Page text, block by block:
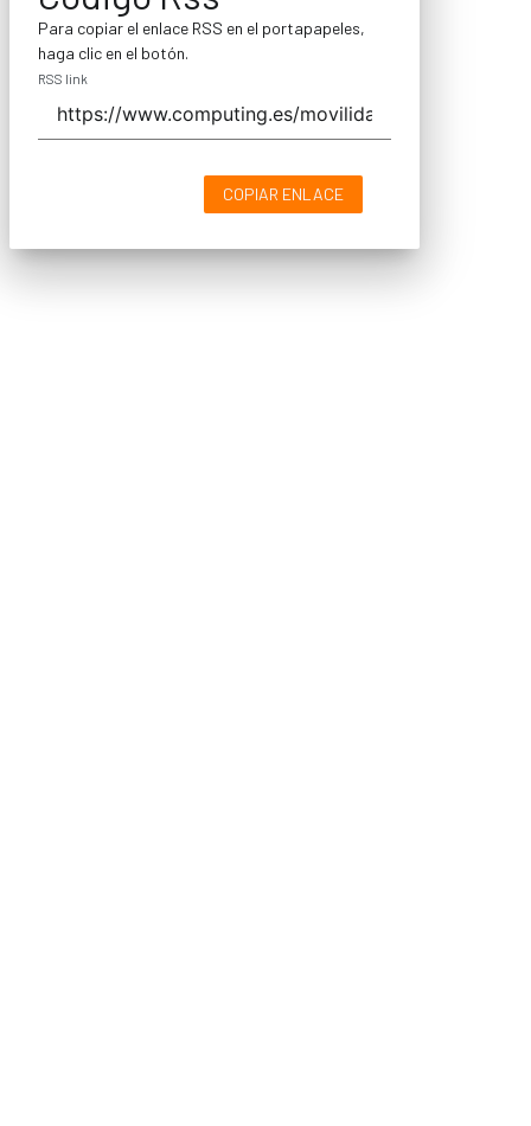
Para copiar el enlace RSS en el portapapeles,
haga clic en el botón.
RSS link
COPIAR ENLACE